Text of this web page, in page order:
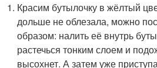
Красим бутылочку в жёлтый
дольше не облезала, можно
образом: налить её внутрь
растечься тонким слоем и
высохнет. А затем уже